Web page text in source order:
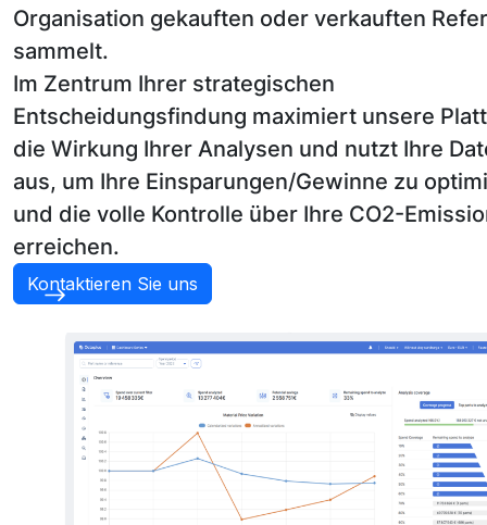
Organisation gekauften oder verkauften
sammelt.
Im Zentrum Ihrer strategischen
Entscheidungsfindung maximiert unsere
die Wirkung Ihrer Analysen und nutzt Ihre
aus, um Ihre Einsparungen/Gewinne zu
und die volle Kontrolle über Ihre CO2-
erreichen.
Kontaktieren Sie uns